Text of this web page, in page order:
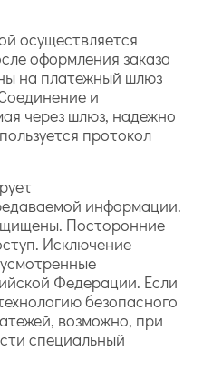
осуществляется
оформления заказа
на платежный шлюз
и
через шлюз, надежно
протокол
информации.
Посторонние
Исключение
Федерации. Если
безопасного
возможно, при
специальный